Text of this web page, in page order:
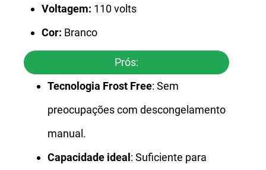
Voltagem: 110 volts
Cor: Branco
Prós:
Tecnologia Frost Free: Sem
preocupações com descongelamento
manual.
Capacidade ideal: Suficiente para